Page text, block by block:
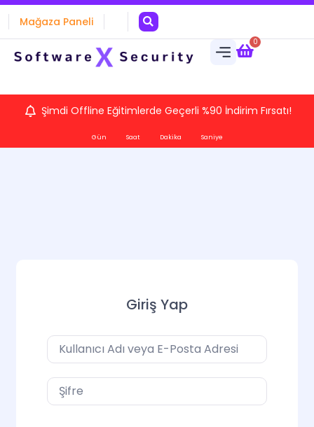
Mağaza Paneli
0
Şimdi Offline Eğitimlerde Geçerli %90 İndirim Fırsatı!
Gün Saat Dakika Saniye
Giriş Yap